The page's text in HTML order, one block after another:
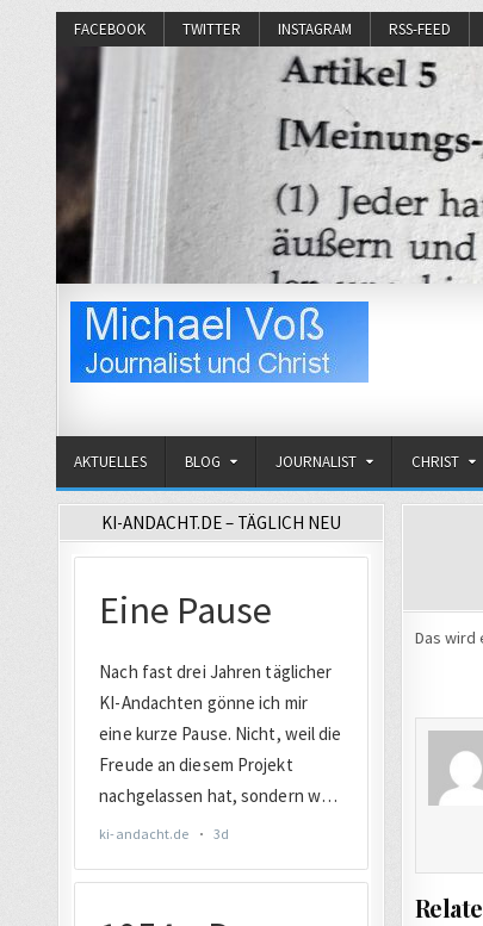
FACEBOOK TWITTER INSTAGRAM RSS-FEED
AKTUELLES BLOG JOURNALIST CHRIST
Das wird
KI-ANDACHT.DE – TÄGLICH NEU